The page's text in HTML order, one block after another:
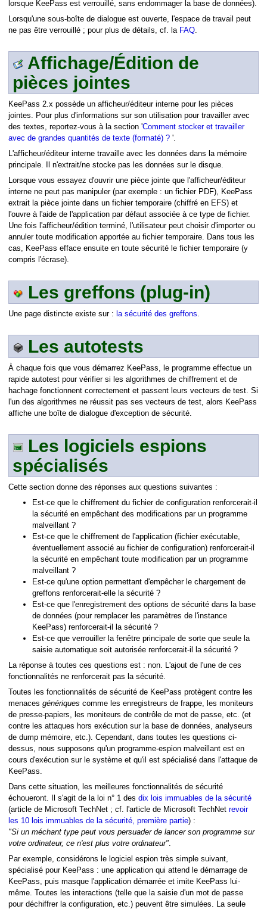
lorsque KeePass est verrouillé, sans endommager la base de données).
Lorsqu'une sous-boîte de dialogue est ouverte, l'espace de travail peut
ne pas être verrouillé ; pour plus de détails, cf. la FAQ.
Affichage/Édition de
pièces jointes
KeePass 2.x possède un afficheur/éditeur interne pour les pièces
jointes. Pour plus d'informations sur son utilisation pour travailler avec
des textes, reportez-vous à la section 'Comment stocker et travailler
avec de grandes quantités de texte (formaté) ? '.
L'afficheur/éditeur interne travaille avec les données dans la mémoire
principale. Il n'extrait/ne stocke pas les données sur le disque.
Lorsque vous essayez d'ouvrir une pièce jointe que l'afficheur/éditeur
interne ne peut pas manipuler (par exemple : un fichier PDF), KeePass
extrait la pièce jointe dans un fichier temporaire (chiffré en EFS) et
l'ouvre à l'aide de l'application par défaut associée à ce type de fichier.
Une fois l'afficheur/édition terminé, l'utilisateur peut choisir d'importer ou
annuler toute modification apportée au fichier temporaire. Dans tous les
cas, KeePass efface ensuite en toute sécurité le fichier temporaire (y
compris l'écrase).
Les greffons (plug-in)
Une page distincte existe sur : la sécurité des greffons.
Les autotests
À chaque fois que vous démarrez KeePass, le programme effectue un
rapide autotest pour vérifier si les algorithmes de chiffrement et de
hachage fonctionnent correctement et passent leurs vecteurs de test. Si
l'un des algorithmes ne réussit pas ses vecteurs de test, alors KeePass
affiche une boîte de dialogue d'exception de sécurité.
Les logiciels espions
spécialisés
Cette section donne des réponses aux questions suivantes :
Est-ce que le chiffrement du fichier de configuration renforcerait-il
la sécurité en empêchant des modifications par un programme
malveillant ?
Est-ce que le chiffrement de l'application (fichier exécutable,
éventuellement associé au fichier de configuration) renforcerait-il
la sécurité en empêchant toute modification par un programme
malveillant ?
Est-ce qu'une option permettant d'empêcher le chargement de
greffons renforcerait-elle la sécurité ?
Est-ce que l'enregistrement des options de sécurité dans la base
de données (pour remplacer les paramètres de l'instance
KeePass) renforcerait-il la sécurité ?
Est-ce que verrouiller la fenêtre principale de sorte que seule la
saisie automatique soit autorisée renforcerait-il la sécurité ?
La réponse à toutes ces questions est : non. L'ajout de l'une de ces
fonctionnalités ne renforcerait pas la sécurité.
Toutes les fonctionnalités de sécurité de KeePass protègent contre les
menaces génériques comme les enregistreurs de frappe, les moniteurs
de presse-papiers, les moniteurs de contrôle de mot de passe, etc. (et
contre les attaques hors exécution sur la base de données, analyseurs
de dump mémoire, etc.). Cependant, dans toutes les questions ci-
dessus, nous supposons qu'un programme-espion malveillant est en
cours d'exécution sur le système et qu'il est spécialisé dans l'attaque de
KeePass.
Dans cette situation, les meilleures fonctionnalités de sécurité
échoueront. Il s'agit de la loi n° 1 des dix lois immuables de la sécurité
(article de Microsoft TechNet ; cf. l'article de Microsoft TechNet revoir
les 10 lois immuables de la sécurité, première partie) :
"Si un méchant type peut vous persuader de lancer son programme sur
votre ordinateur, ce n'est plus votre ordinateur".
Par exemple, considérons le logiciel espion très simple suivant,
spécialisé pour KeePass : une application qui attend le démarrage de
KeePass, puis masque l'application démarrée et imite KeePass lui-
même. Toutes les interactions (telle que la saisie d'un mot de passe
pour déchiffrer la configuration, etc.) peuvent être simulées. La seule